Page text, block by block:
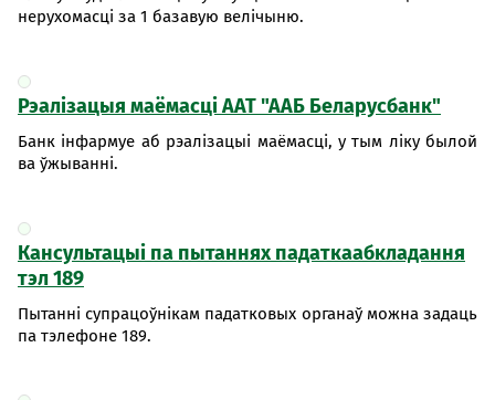
нерухомасці за 1 базавую велічыню.
Рэалізацыя маёмасці ААТ "ААБ Беларусбанк"
Банк інфармуе аб рэалізацыі маёмасці, у тым ліку былой
ва ўжыванні.
Кансультацыі па пытаннях падаткаабкладання
тэл 189
Пытанні супрацоўнікам падатковых органаў можна задаць
па тэлефоне 189.